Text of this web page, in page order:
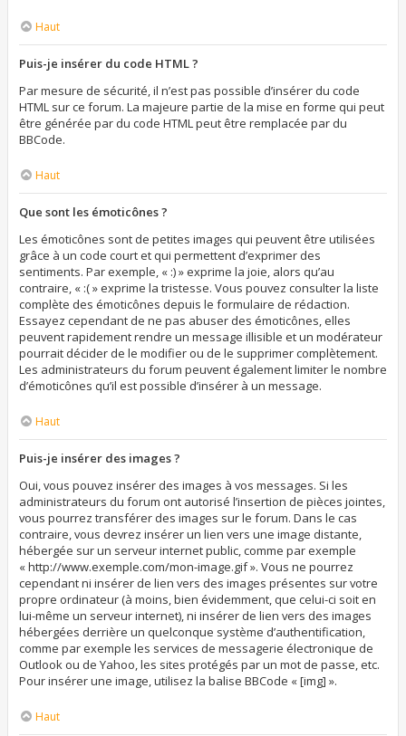
Haut
Puis-je insérer du code HTML ?
Par mesure de sécurité, il n’est pas possible d’insérer du code
HTML sur ce forum. La majeure partie de la mise en forme qui peut
être générée par du code HTML peut être remplacée par du
BBCode.
Haut
Que sont les émoticônes ?
Les émoticônes sont de petites images qui peuvent être utilisées
grâce à un code court et qui permettent d’exprimer des
sentiments. Par exemple, « :) » exprime la joie, alors qu’au
contraire, « :( » exprime la tristesse. Vous pouvez consulter la liste
complète des émoticônes depuis le formulaire de rédaction.
Essayez cependant de ne pas abuser des émoticônes, elles
peuvent rapidement rendre un message illisible et un modérateur
pourrait décider de le modifier ou de le supprimer complètement.
Les administrateurs du forum peuvent également limiter le nombre
d’émoticônes qu’il est possible d’insérer à un message.
Haut
Puis-je insérer des images ?
Oui, vous pouvez insérer des images à vos messages. Si les
administrateurs du forum ont autorisé l’insertion de pièces jointes,
vous pourrez transférer des images sur le forum. Dans le cas
contraire, vous devrez insérer un lien vers une image distante,
hébergée sur un serveur internet public, comme par exemple
« http://www.exemple.com/mon-image.gif ». Vous ne pourrez
cependant ni insérer de lien vers des images présentes sur votre
propre ordinateur (à moins, bien évidemment, que celui-ci soit en
lui-même un serveur internet), ni insérer de lien vers des images
hébergées derrière un quelconque système d’authentification,
comme par exemple les services de messagerie électronique de
Outlook ou de Yahoo, les sites protégés par un mot de passe, etc.
Pour insérer une image, utilisez la balise BBCode « [img] ».
Haut